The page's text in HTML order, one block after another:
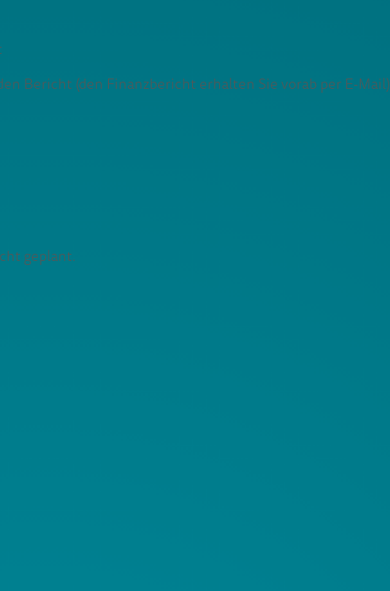
Bericht (den Finanzbericht erhalten Sie vorab per E-Mail)
geplant.